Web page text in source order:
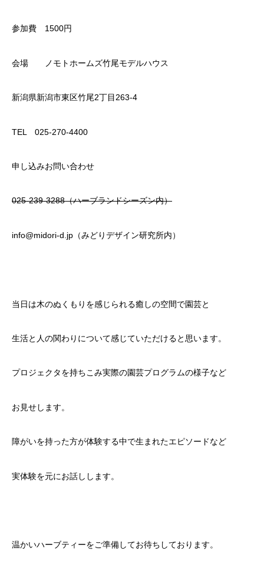
参加費 1500円
会場 ノモトホームズ竹尾モデルハウス
新潟県新潟市東区竹尾2丁目263-4
TEL 025-270-4400
申し込みお問い合わせ
025-239-3288（ハーブランドシーズン内）
info@midori-d.jp（みどりデザイン研究所内）
当日は木のぬくもりを感じられる癒しの空間で園芸と
生活と人の関わりについて感じていただけると思います。
プロジェクタを持ちこみ実際の園芸プログラムの様子など
お見せします。
障がいを持った方が体験する中で生まれたエピソードなど
実体験を元にお話しします。
温かいハーブティーをご準備してお待ちしております。